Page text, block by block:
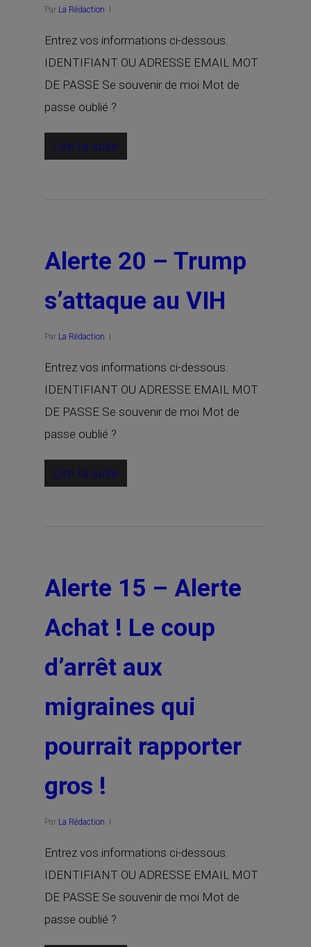
Par La Rédaction
Entrez vos informations ci-dessous.
IDENTIFIANT OU ADRESSE EMAIL MOT
DE PASSE Se souvenir de moi Mot de
passe oublié ?
Lire la suite
Alerte 20 – Trump
s’attaque au VIH
Par La Rédaction
Entrez vos informations ci-dessous.
IDENTIFIANT OU ADRESSE EMAIL MOT
DE PASSE Se souvenir de moi Mot de
passe oublié ?
Lire la suite
Alerte 15 – Alerte
Achat ! Le coup
d’arrêt aux
migraines qui
pourrait rapporter
gros !
Par La Rédaction
Entrez vos informations ci-dessous.
IDENTIFIANT OU ADRESSE EMAIL MOT
DE PASSE Se souvenir de moi Mot de
passe oublié ?